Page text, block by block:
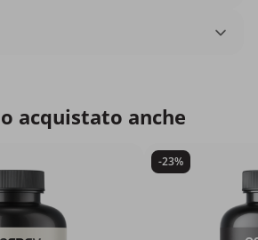
acquistato anche
-23%